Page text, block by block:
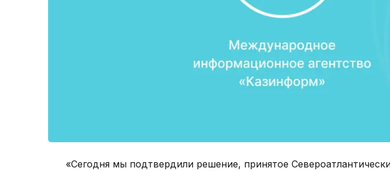
«Сегодня мы подтвердили решение, принятое